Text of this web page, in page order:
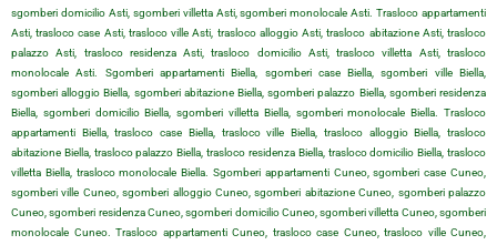
sgomberi domicilio Asti, sgomberi villetta Asti, sgomberi monolocale Asti. Trasloco appartamenti
Asti, trasloco case Asti, trasloco ville Asti, trasloco alloggio Asti, trasloco abitazione Asti, trasloco
palazzo Asti, trasloco residenza Asti, trasloco domicilio Asti, trasloco villetta Asti, trasloco
monolocale Asti. Sgomberi appartamenti Biella, sgomberi case Biella, sgomberi ville Biella,
sgomberi alloggio Biella, sgomberi abitazione Biella, sgomberi palazzo Biella, sgomberi residenza
Biella, sgomberi domicilio Biella, sgomberi villetta Biella, sgomberi monolocale Biella. Trasloco
appartamenti Biella, trasloco case Biella, trasloco ville Biella, trasloco alloggio Biella, trasloco
abitazione Biella, trasloco palazzo Biella, trasloco residenza Biella, trasloco domicilio Biella, trasloco
villetta Biella, trasloco monolocale Biella. Sgomberi appartamenti Cuneo, sgomberi case Cuneo,
sgomberi ville Cuneo, sgomberi alloggio Cuneo, sgomberi abitazione Cuneo, sgomberi palazzo
Cuneo, sgomberi residenza Cuneo, sgomberi domicilio Cuneo, sgomberi villetta Cuneo, sgomberi
monolocale Cuneo. Trasloco appartamenti Cuneo, trasloco case Cuneo, trasloco ville Cuneo,